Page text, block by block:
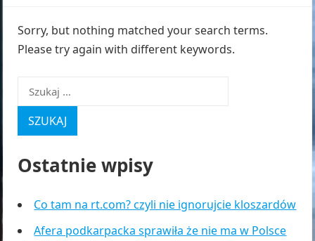
Sorry, but nothing matched your search terms.
Please try again with different keywords.
Szukaj:
Ostatnie wpisy
Co tam na rt.com? czyli nie ignorujcie kloszardów
Afera podkarpacka sprawiła że nie ma w Polsce